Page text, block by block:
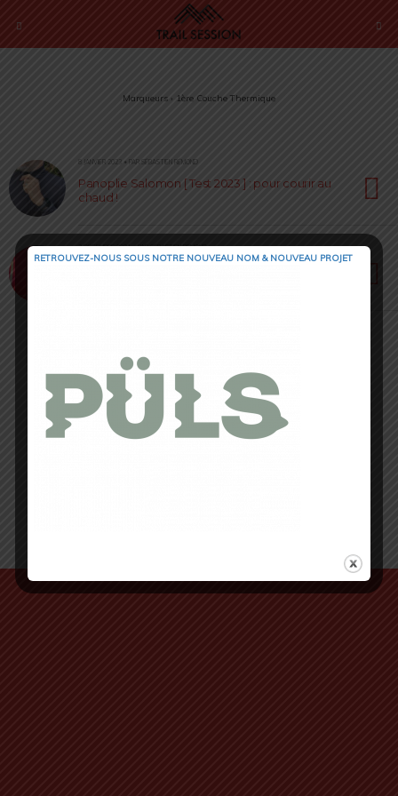
Marqueurs › 1ère Couche Thermique
8 JANVIER 2023 • PAR SÉBASTIEN RÉMOND
Panoplie Salomon [ Test 2023 ] : pour courir au
chaud !
2 DÉCEMBRE 2021 • PAR SÉBASTIEN RÉMOND
Retour au début
RETROUVEZ-NOUS SOUS NOTRE NOUVEAU NOM & NOUVEAU PROJET